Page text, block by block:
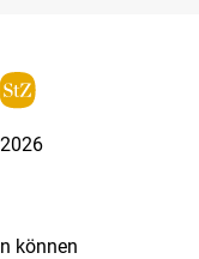
können